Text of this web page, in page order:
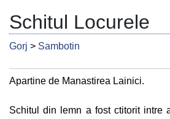
Schitul Locurele
Gorj > Sambotin
Apartine de Manastirea Lainici.
Schitul din lemn a fost ctitorit intre